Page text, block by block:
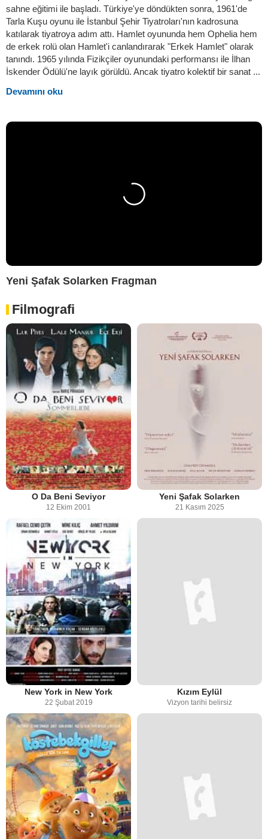
sahne eğitimi ile başladı. Türkiye'ye döndükten sonra, 1961'de
Tarla Kuşu oyunu ile İstanbul Şehir Tiyatroları'nın kadrosuna
katılarak tiyatroya adım attı. Hamlet oyununda hem Ophelia hem
de erkek rolü olan Hamlet'i canlandırarak "Erkek Hamlet" olarak
tanındı. 1965 yılında Fizikçiler oyunundaki performansı ile İlhan
İskender Ödülü'ne layık görüldü. Ancak tiyatro kolektif bir sanat ...
Devamını oku
Yeni Şafak Solarken Fragman
Filmografi
O Da Beni Seviyor
12 Ekim 2001
Yeni Şafak Solarken
21 Kasım 2025
New York in New York
22 Şubat 2019
Kızım Eylül
Vizyon tarihi belirsiz